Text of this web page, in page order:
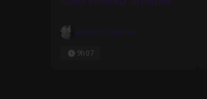
Bernard Caumes
9h07